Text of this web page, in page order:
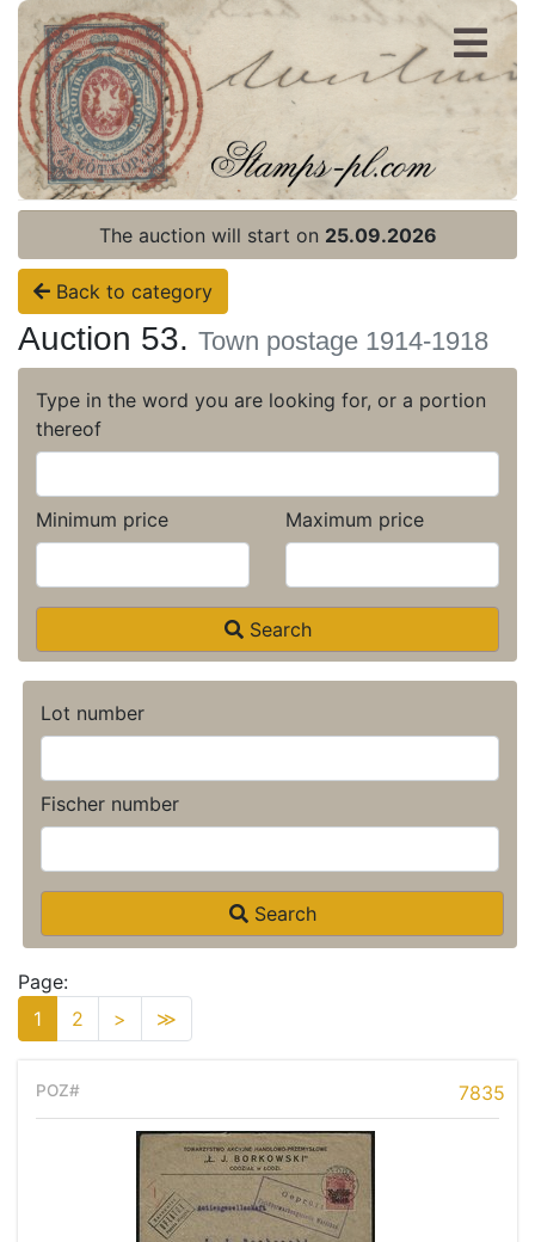
Register
Login
The auction will start on 25.09.2026
Back to category
Auction 53. Town postage 1914-1918
Type in the word you are looking for, or a portion
thereof
Minimum price Maximum price
Search
Lot number
Fischer number
Search
Page:
1
2 > ≫
7835